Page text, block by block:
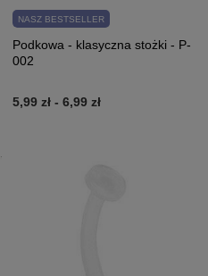
NASZ BESTSELLER
Podkowa - klasyczna stożki - P-
002
5,99 zł - 6,99 zł